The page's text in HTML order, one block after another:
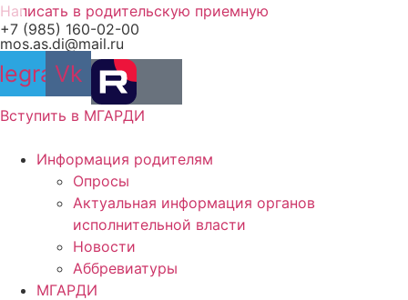
Перейти
к
содержимому
Написать в родительскую приемную
+7 (985) 160-02-00
mos.as.di@mail.ru
Vk
Вступить в МГАРДИ
Информация родителям
Опросы
Актуальная информация органов
исполнительной власти
Новости
Аббревиатуры
МГАРДИ